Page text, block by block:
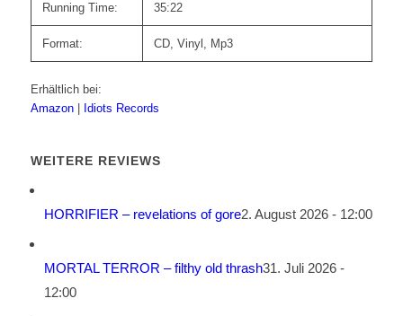
Running Time: 35:22
Format: CD, Vinyl, Mp3
Erhältlich bei:
Amazon| Idiots Records
WEITERE REVIEWS
HORRIFIER – revelations of gore2. August 2026 - 12:00
MORTAL TERROR – filthy old thrash31. Juli 2026 -
12:00